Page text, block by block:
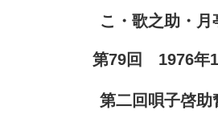
こ・歌之助・月
第79回 1976年1
第二回唄子啓助